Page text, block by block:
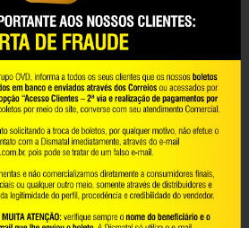
Bolsa inflável 165 mm x 150 mm,
multifunção, VONDER
80.99.165.150
VONDER